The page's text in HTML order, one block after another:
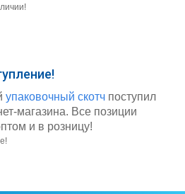
упаковочный скотч поступил
магазина. Все позиции
и в розницу!